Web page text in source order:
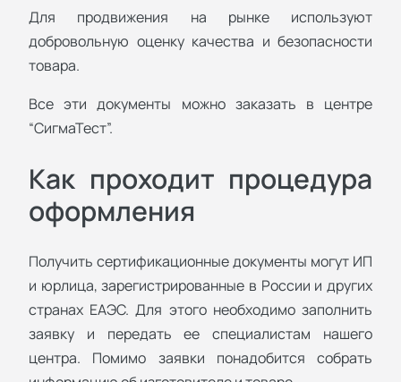
Для продвижения на рынке используют
добровольную оценку качества и безопасности
товара.
Все эти документы можно заказать в центре
“СигмаТест”.
Как проходит процедура
оформления
Получить сертификационные документы могут ИП
и юрлица, зарегистрированные в России и других
странах ЕАЭС. Для этого необходимо заполнить
заявку и передать ее специалистам нашего
центра. Помимо заявки понадобится собрать